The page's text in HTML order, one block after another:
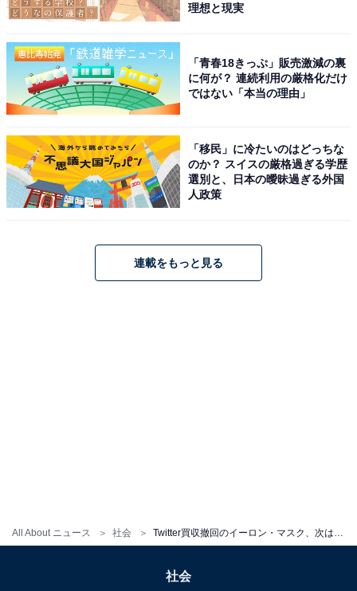
All About ニュース 社会 Twitter買収撤回のイーロン・マスク、次は「世界一有名な出禁ユーザー」トランプ氏と“喧嘩”
理想と現実
「青春18きっぷ」販売激減の裏
に何が？ 連続利用の厳格化だけ
ではない「本当の理由」
「移民」に冷たいのはどっちな
のか？ スイスの厳格過ぎる学歴
選別と、日本の曖昧過ぎる外国
人政策
連載をもっと見る
社会